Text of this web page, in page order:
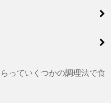
っていくつかの調理法で食